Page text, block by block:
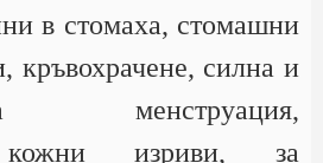
в стомаха, стомашни
кръвохрачене, силна и
менструация,
изриви, за